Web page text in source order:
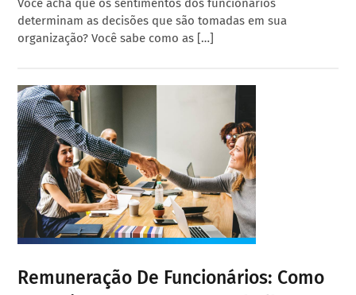
Você acha que os sentimentos dos funcionários
determinam as decisões que são tomadas em sua
organização? Você sabe como as […]
Remuneração De Funcionários: Como